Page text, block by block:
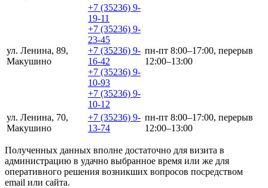
ул. Ленина, 89,
Макушино
+7 (35236) 9-
19-11
+7 (35236) 9-
23-45
+7 (35236) 9-
16-42
+7 (35236) 9-
10-93
+7 (35236) 9-
10-12
пн-пт 8:00–17:00, перерыв
12:00–13:00
ул. Ленина, 70,
Макушино
+7 (35236) 9-
13-74
пн-пт 8:00–17:00, перерыв
12:00–13:00
Полученных данных вполне достаточно для визита в
администрацию в удачно выбранное время или же для
оперативного решения возникших вопросов посредством
email или сайта.